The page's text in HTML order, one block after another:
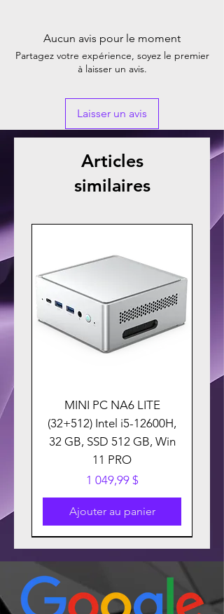
Aucun avis pour le moment
Partagez votre expérience, soyez le premier
à laisser un avis.
Laisser un avis
Articles
similaires
MINI PC NA6 LITE
(32+512) Intel i5-12600H,
32 GB, SSD 512 GB, Win
11 PRO
Prix
1 049,99 $
Ajouter au panier